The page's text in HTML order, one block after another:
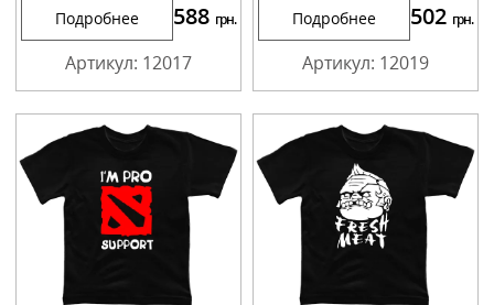
Подробнее 588 грн.
Артикул: 12017
Подробнее 502 грн.
Артикул: 12019